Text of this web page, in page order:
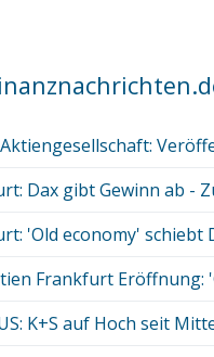
Aktiengesellschaft:
Dax gibt Gewinn ab -
'Old economy' schiebt
Frankfurt Eröffnung:
K+S auf Hoch seit